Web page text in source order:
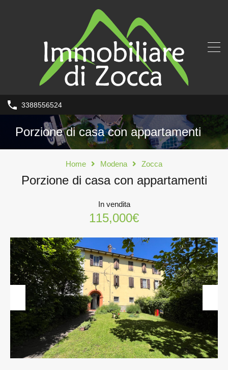
3388556524
Porzione di casa con appartamenti
Home Modena Zocca
Porzione di casa con appartamenti
In vendita
115,000€
Previous